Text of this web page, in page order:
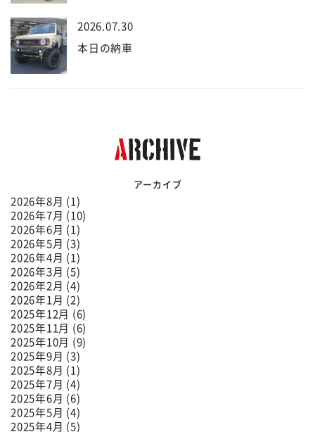
2026.07.30
本日の納車
アーカイブ
2026年8月 (1)
2026年7月 (10)
2026年6月 (1)
2026年5月 (3)
2026年4月 (1)
2026年3月 (5)
2026年2月 (4)
2026年1月 (2)
2025年12月 (6)
2025年11月 (6)
2025年10月 (9)
2025年9月 (3)
2025年8月 (1)
2025年7月 (4)
2025年6月 (6)
2025年5月 (4)
2025年4月 (5)